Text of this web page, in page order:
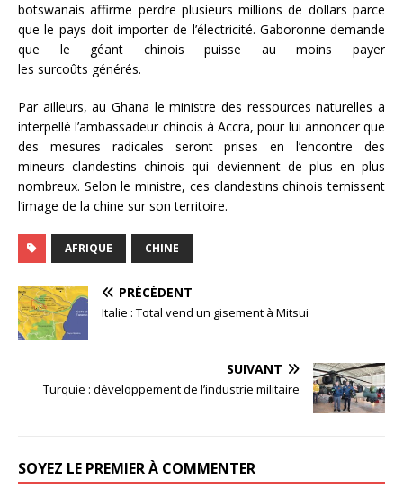
botswanais affirme perdre plusieurs millions de dollars parce
que le pays doit importer de l’électricité. Gaboronne demande
que le géant chinois puisse au moins payer
les surcoûts générés.
Par ailleurs, au Ghana le ministre des ressources naturelles a
interpellé l’ambassadeur chinois à Accra, pour lui annoncer que
des mesures radicales seront prises en l’encontre des
mineurs clandestins chinois qui deviennent de plus en plus
nombreux. Selon le ministre, ces clandestins chinois ternissent
l’image de la chine sur son territoire.
AFRIQUE CHINE
PRÉCÉDENT
Italie : Total vend un gisement à Mitsui
SUIVANT
Turquie : développement de l’industrie militaire
SOYEZ LE PREMIER À COMMENTER